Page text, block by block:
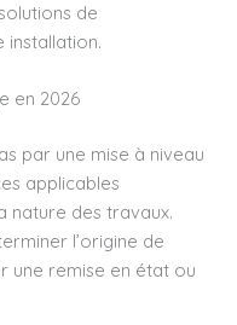
de
en 2026
par une mise à niveau
applicables
nature des travaux.
l’origine de
une remise en état ou